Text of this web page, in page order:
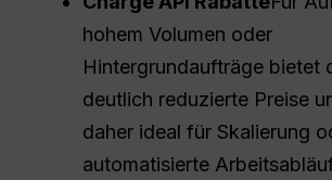
hohem Volumen oder
Hintergrundaufträge bietet
deutlich reduzierte Preise
daher ideal für Skalierung
automatisierte